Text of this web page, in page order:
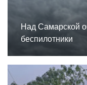
Над Самарской
беспилотники